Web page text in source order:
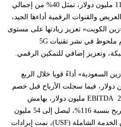
إذ ارتفعت بنسبة 8%، لتصل إلى 116 مليون دولار، تمثل 40% من إجمالي
والقنوات الرقمية أداءها الجيد،
الكويت» تعزيز ريادتها على مستوى
الكفاءة التشغيلية للشبكة، مع تقدم ملحوظ في نشر تقنيات 5G
السعودية» أداءً قويا خلال الربع
بلغت الإيرادات 708 ملايين دولار، فيما سجلت الأرباح قبل خصم
الفوائد والضرائب والاستهلاكات EBITDA 214 مليون دولار، بهامش
EBITDA بلغ 30%، وقفز صافي الربح بنسبة 116%، ليصل إلى 54 مليون
دولار، مدعوماً بارتفاع دخل صندوق الخدمة الشاملة (USF)، نمت إيرادات